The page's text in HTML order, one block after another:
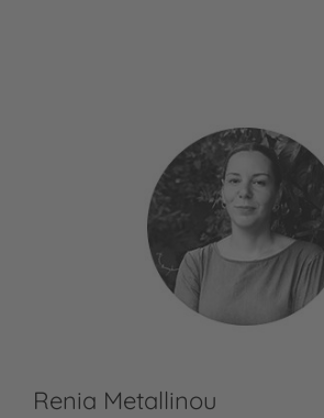
Renia Metallinou